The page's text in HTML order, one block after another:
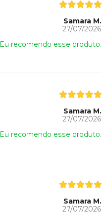
Samara M.
27/07/2026
Eu recomendo esse produto.
Samara M.
27/07/2026
Eu recomendo esse produto.
Samara M.
27/07/2026